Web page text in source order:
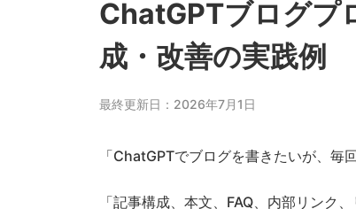
ChatGPTブログプ
成・改善の実践例
最終更新日：2026年7月1日
「ChatGPTでブログを書きたいが、
「記事構成、本文、FAQ、内部リンク